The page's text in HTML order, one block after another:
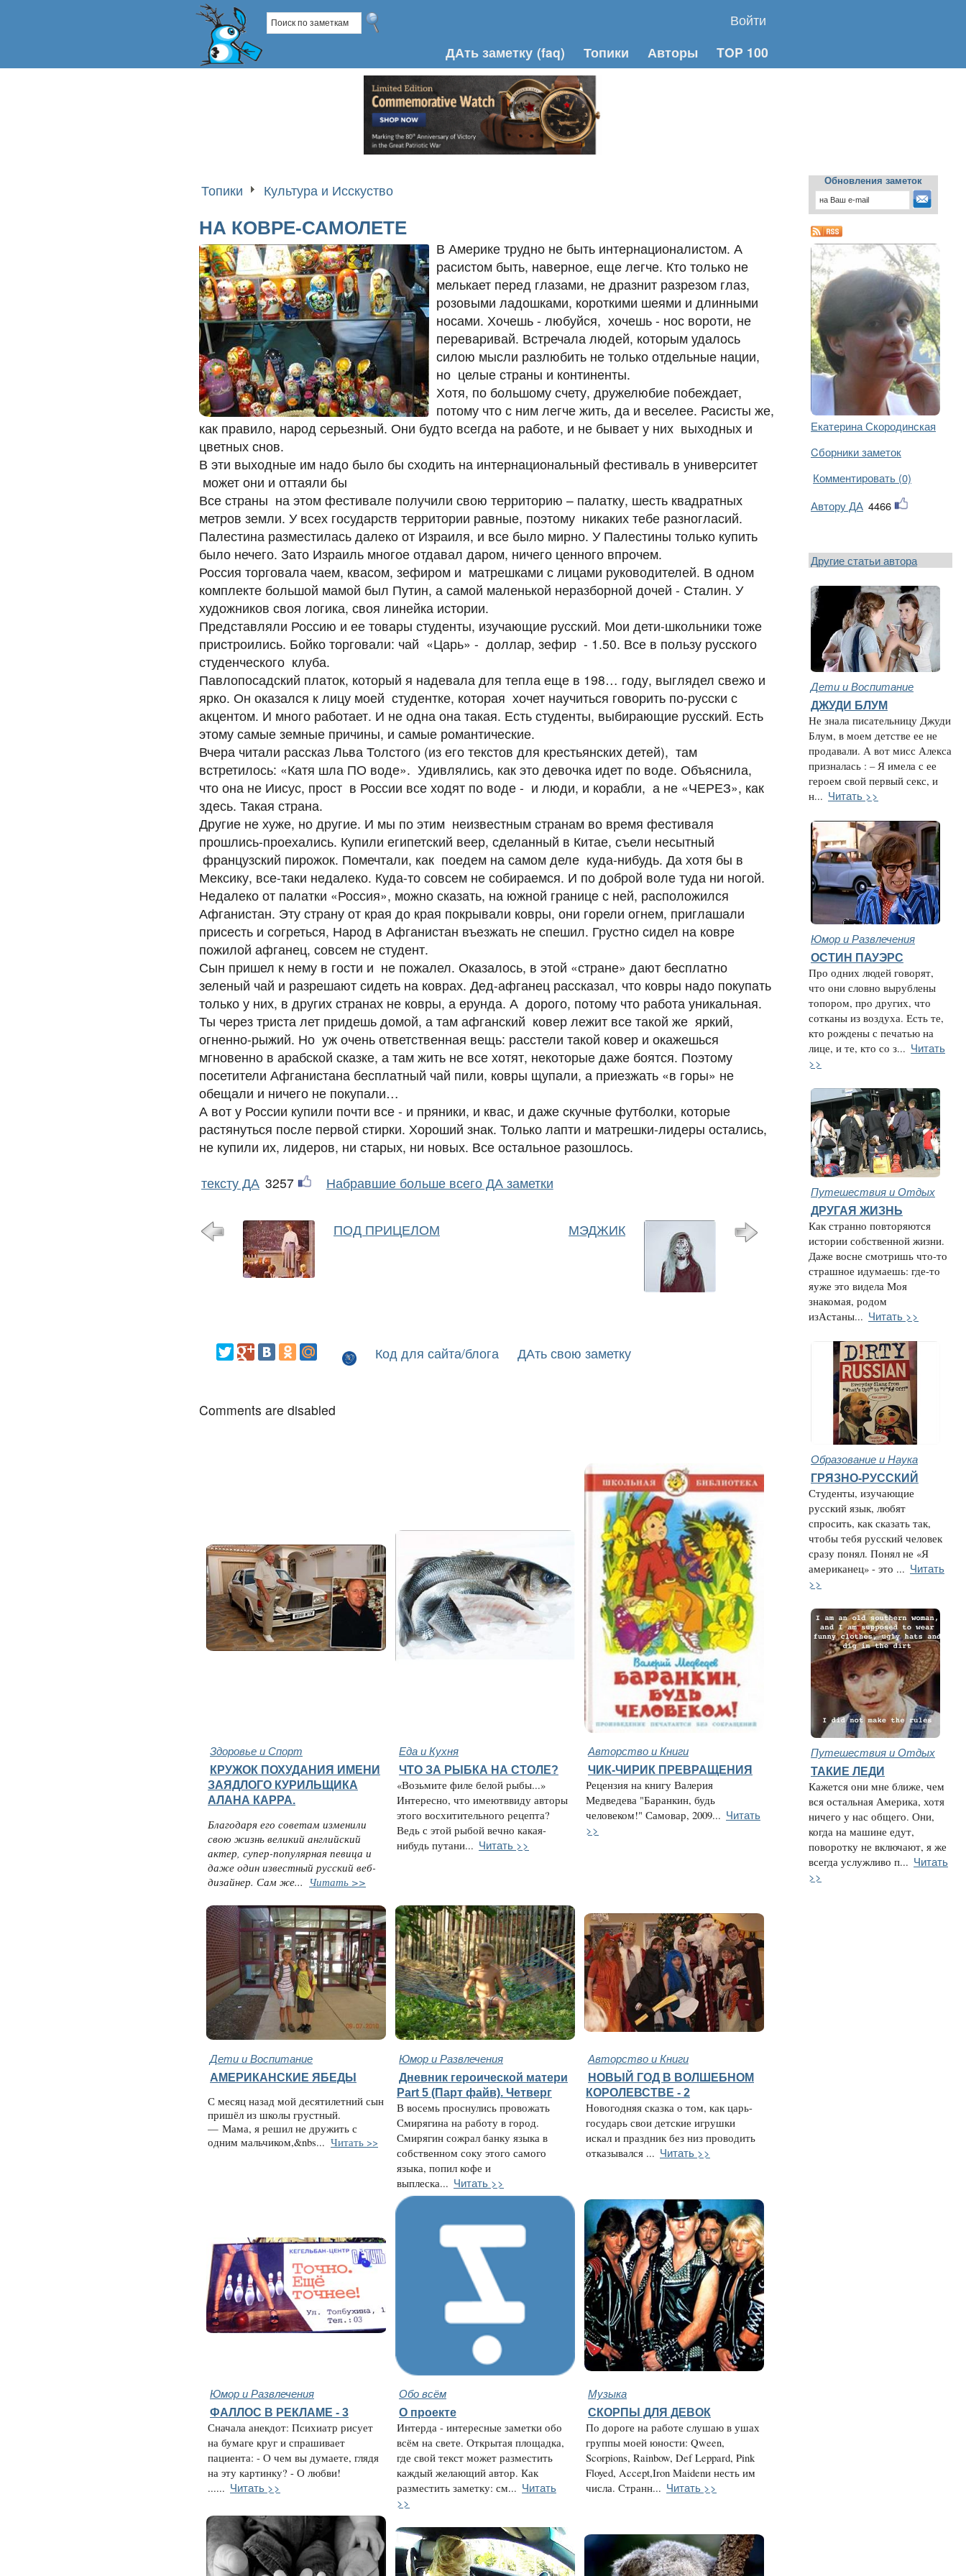
Войти
ДАть заметку (faq) Топики Авторы TOP 100
Топики Культура и Исскуство
НА КОВРЕ-САМОЛЕТЕ
В Америке трудно не быть интернационалистом. А
расистом быть, наверное, еще легче. Кто только не
мелькает перед глазами, не дразнит разрезом глаз,
розовыми ладошками, короткими шеями и длинными
носами. Хочешь - любуйся, хочешь - нос вороти, не
переваривай. Встречала людей, которым удалось
силою мысли разлюбить не только отдельные нации,
но целые страны и континенты.
Хотя, по большому счету, дружелюбие побеждает,
потому что с ним легче жить, да и веселее. Расисты же,
как правило, народ серьезный. Они будто всегда на работе, и не бывает у них выходных и
цветных снов.
В эти выходные им надо было бы сходить на интернациональный фестиваль в университет
может они и оттаяли бы
Все страны на этом фестивале получили свою территорию – палатку, шесть квадратных
метров земли. У всех государств территории равные, поэтому никаких тебе разногласий.
Палестина разместилась далеко от Израиля, и все было мирно. У Палестины только купить
было нечего. Зато Израиль многое отдавал даром, ничего ценного впрочем.
Россия торговала чаем, квасом, зефиром и матрешками с лицами руководителей. В одном
комплекте большой мамой был Путин, а самой маленькой неразборной дочей - Сталин. У
художников своя логика, своя линейка истории.
Представляли Россию и ее товары студенты, изучающие русский. Мои дети-школьники тоже
пристроились. Бойко торговали: чай «Царь» - доллар, зефир - 1.50. Все в пользу русского
студенческого клуба.
Павлопосадский платок, который я надевала для тепла еще в 198… году, выглядел свежо и
ярко. Он оказался к лицу моей студентке, которая хочет научиться говорить по-русски с
акцентом. И много работает. И не одна она такая. Есть студенты, выбирающие русский. Есть
этому самые земные причины, и самые романтические.
Вчера читали рассказ Льва Толстого (из его текстов для крестьянских детей), там
встретилось: «Катя шла ПО воде». Удивлялись, как это девочка идет по воде. Объяснила,
что она не Иисус, прост в России все ходят по воде - и люди, и корабли, а не «ЧЕРЕЗ», как
здесь. Такая страна.
Другие не хуже, но другие. И мы по этим неизвестным странам во время фестиваля
прошлись-проехались. Купили египетский веер, сделанный в Китае, съели несытный
французский пирожок. Помечтали, как поедем на самом деле куда-нибудь. Да хотя бы в
Мексику, все-таки недалеко. Куда-то совсем не собираемся. И по доброй воле туда ни ногой.
Недалеко от палатки «Россия», можно сказать, на южной границе с ней, расположился
Афганистан. Эту страну от края до края покрывали ковры, они горели огнем, приглашали
присесть и согреться, Народ в Афганистан въезжать не спешил. Грустно сидел на ковре
пожилой афганец, совсем не студент.
Сын пришел к нему в гости и не пожалел. Оказалось, в этой «стране» дают бесплатно
зеленый чай и разрешают сидеть на коврах. Дед-афганец рассказал, что ковры надо покупать
только у них, в других странах не ковры, а ерунда. А дорого, потому что работа уникальная.
Ты через триста лет придешь домой, а там афганский ковер лежит все такой же яркий,
огненно-рыжий. Но уж очень ответственная вещь: расстели такой ковер и окажешься
мгновенно в арабской сказке, а там жить не все хотят, некоторые даже боятся. Поэтому
посетители Афганистана бесплатный чай пили, ковры щупали, а приезжать «в горы» не
обещали и ничего не покупали…
А вот у России купили почти все - и пряники, и квас, и даже скучные футболки, которые
растянуться после первой стирки. Хороший знак. Только лапти и матрешки-лидеры остались,
не купили их, лидеров, ни старых, ни новых. Все остальное разошлось.
тексту ДА 3257 Набравшие больше всего ДА заметки
ПОД ПРИЦЕЛОМ МЭДЖИК
Код для сайта/блога ДАть свою заметку
Comments are disabled
Здоровье и Спорт Еда и Кухня Авторство и Книги
КРУЖОК ПОХУДАНИЯ ИМЕНИ
ЗАЯДЛОГО КУРИЛЬЩИКА
АЛАНА КАРРА.
Благодаря его советам изменили
свою жизнь великий английский
актер, супер-популярная певица и
даже один известный русский веб-
дизайнер. Сам же... Читать >>
ЧТО ЗА РЫБКА НА СТОЛЕ?
«Возьмите филе белой рыбы...»
Интересно, что имеютввиду авторы
этого восхитительного рецепта?
Ведь с этой рыбой вечно какая-
нибудь путани... Читать >>
ЧИК-ЧИРИК ПРЕВРАЩЕНИЯ
Рецензия на книгу Валерия
Медведева "Баранкин, будь
человеком!" Самовар, 2009... Читать
>>
Дети и Воспитание Юмор и Развлечения Авторство и Книги
АМЕРИКАНСКИЕ ЯБЕДЫ
С месяц назад мой десятилетний сын
пришёл из школы грустный.
— Мама, я решил не дружить с
одним мальчиком,&nbs... Читать >>
Дневник героической матери
Part 5 (Парт файв). Четверг
В восемь проснулись провожать
Смирягина на работу в город.
Смирягин сожрал банку языка в
собственном соку этого самого
языка, попил кофе и
выплеска... Читать >>
НОВЫЙ ГОД В ВОЛШЕБНОМ
КОРОЛЕВСТВЕ - 2
Новогодняя сказка о том, как царь-
государь свои детские игрушки
искал и праздник без низ проводить
отказывался ... Читать >>
Юмор и Развлечения Обо всём Музыка
ФАЛЛОС В РЕКЛАМЕ - 3
Сначала анекдот: Психиатр рисует
на бумаге круг и спрашивает
пациента: - О чем вы думаете, глядя
на эту картинку? - О любви!
...... Читать >>
О проекте
Интерда - интересные заметки обо
всём на свете. Открытая площадка,
где свой текст может разместить
каждый желающий автор. Как
разместить заметку: см... Читать
>>
СКОРПЫ ДЛЯ ДЕВОК
По дороге на работе слушаю в ушах
группы моей юности: Qween,
Scorpions, Rainbow, Def Leppard, Pink
Floyed, Accept,Iron Maidenи несть им
числа. Странн... Читать >>
Обновления заметок
Екатерина Скородинская
Cборники заметок
Комментировать (0)
Автору ДА 4466
Другие статьи автора
Дети и Воспитание
ДЖУДИ БЛУМ
Не знала писательницу Джуди
Блум, в моем детстве ее не
продавали. А вот мисс Алекса
призналась : – Я имела с ее
героем свой первый секс, и
н... Читать >>
Юмор и Развлечения
ОСТИН ПАУЭРС
Про одних людей говорят,
что они словно вырублены
топором, про других, что
сотканы из воздуха. Есть те,
кто рождены с печатью на
лице, и те, кто со з... Читать
>>
Путешествия и Отдых
ДРУГАЯ ЖИЗНЬ
Как странно повторяются
истории собственной жизни.
Даже восне смотришь что-то
страшное идумаешь: где-то
яуже это видела Моя
знакомая, родом
изАстаны... Читать >>
Образование и Наука
ГРЯЗНО-РУССКИЙ
Студенты, изучающие
русский язык, любят
спросить, как сказать так,
чтобы тебя русский человек
сразу понял. Понял не «Я
американец» - это ... Читать
>>
Путешествия и Отдых
ТАКИЕ ЛЕДИ
Кажется они мне ближе, чем
вся остальная Америка, хотя
ничего у нас общего. Они,
когда на машине едут,
поворотку не включают, я же
всегда услужливо п... Читать
>>